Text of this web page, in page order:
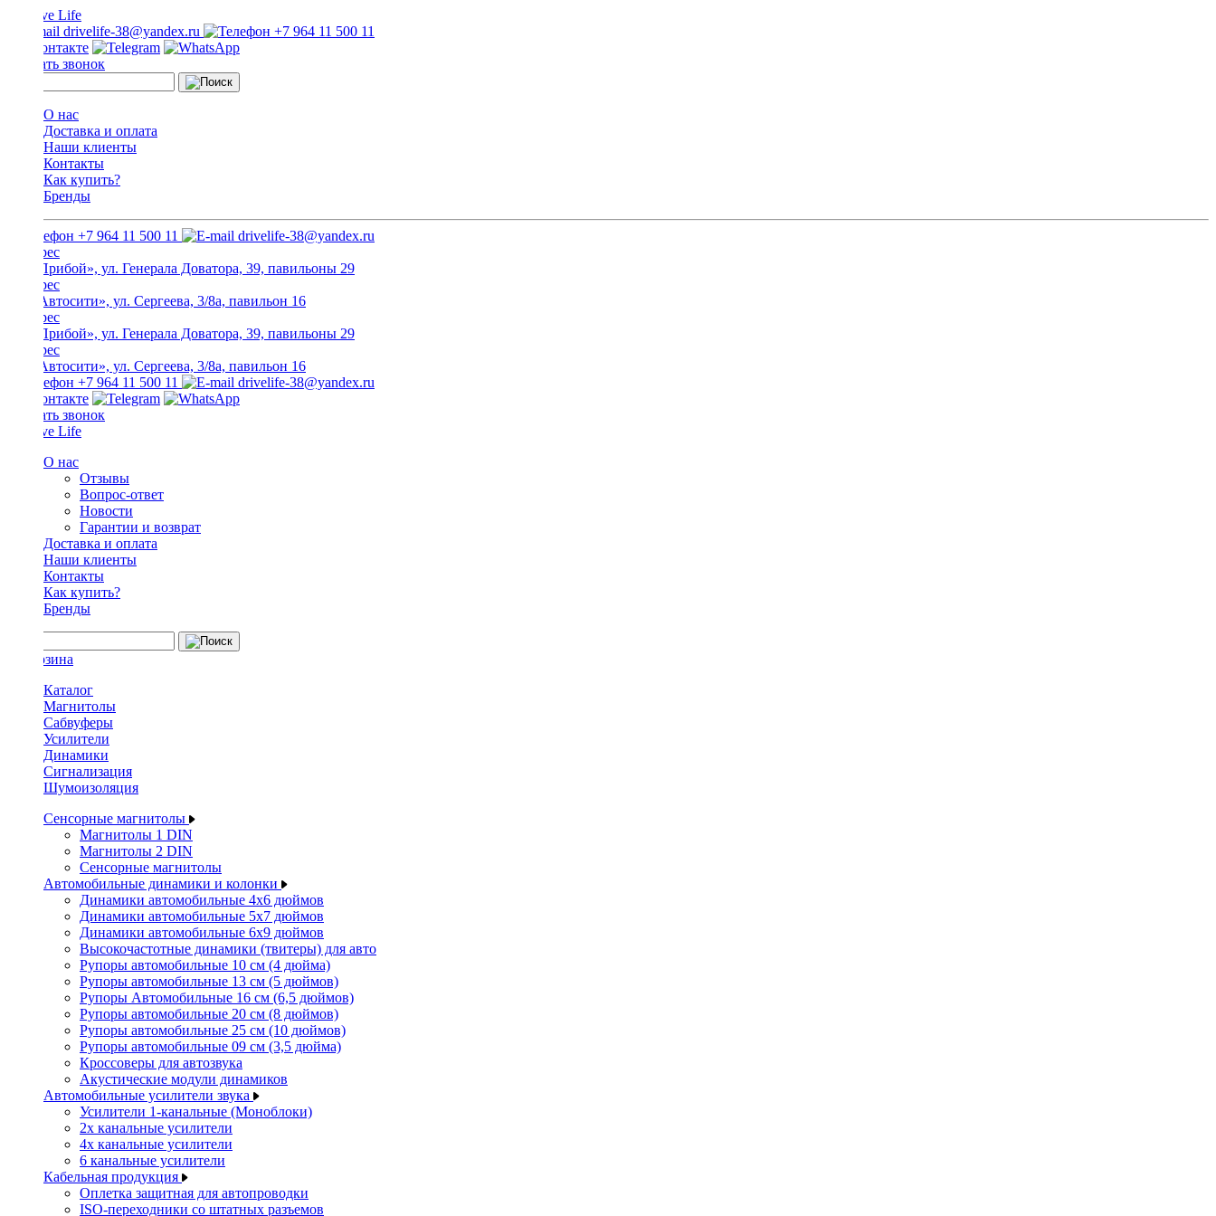
drivelife-38@yandex.ru +7 964 11 500 11
Заказать звонок
О нас
Доставка и оплата
Наши клиенты
Контакты
Как купить?
Бренды
+7 964 11 500 11 drivelife-38@yandex.ru
ТЦ «Прибой», ул. Генерала Доватора, 39, павильоны 29
ТЦ «Автосити», ул. Сергеева, 3/8а, павильон 16
ТЦ «Прибой», ул. Генерала Доватора, 39, павильоны 29
ТЦ «Автосити», ул. Сергеева, 3/8а, павильон 16
+7 964 11 500 11
drivelife-38@yandex.ru
Заказать звонок
О нас
Отзывы
Вопрос-ответ
Новости
Гарантии и возврат
Доставка и оплата
Наши клиенты
Контакты
Как купить?
Бренды
Каталог
Магнитолы
Сабвуферы
Усилители
Динамики
Сигнализация
Шумоизоляция
Сенсорные магнитолы
Магнитолы 1 DIN
Магнитолы 2 DIN
Сенсорные магнитолы
Автомобильные динамики и колонки
Динамики автомобильные 4x6 дюймов
Динамики автомобильные 5x7 дюймов
Динамики автомобильные 6x9 дюймов
Высокочастотные динамики (твитеры) для авто
Рупоры автомобильные 10 см (4 дюйма)
Рупоры автомобильные 13 см (5 дюймов)
Рупоры Автомобильные 16 см (6,5 дюймов)
Рупоры автомобильные 20 см (8 дюймов)
Рупоры автомобильные 25 см (10 дюймов)
Рупоры автомобильные 09 см (3,5 дюйма)
Кроссоверы для автозвука
Акустические модули динамиков
Автомобильные усилители звука
Усилители 1-канальные (Моноблоки)
2х канальные усилители
4х канальные усилители
6 канальные усилители
Кабельная продукция
Оплетка защитная для автопроводки
ISO-переходники со штатных разъемов